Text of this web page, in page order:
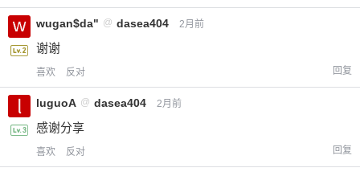
wugan$da" @ dasea404 2月前
谢谢
喜欢 反对 回复
luguoA @ dasea404 2月前
感谢分享
喜欢 反对 回复